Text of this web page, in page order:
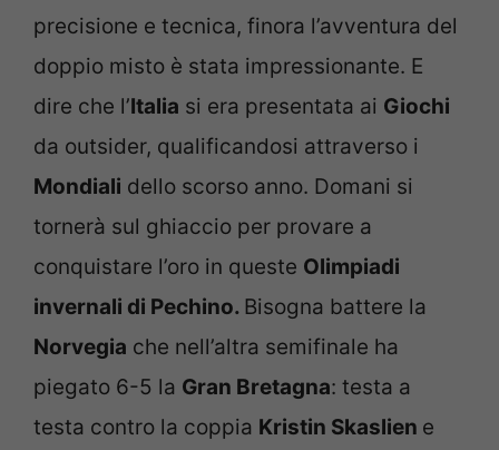
precisione e tecnica, finora l’avventura del
doppio misto è stata impressionante. E
dire che l’Italia si era presentata ai Giochi
da outsider, qualificandosi attraverso i
Mondiali dello scorso anno. Domani si
tornerà sul ghiaccio per provare a
conquistare l’oro in queste Olimpiadi
invernali di Pechino. Bisogna battere la
Norvegia che nell’altra semifinale ha
piegato 6-5 la Gran Bretagna: testa a
testa contro la coppia Kristin Skaslien e